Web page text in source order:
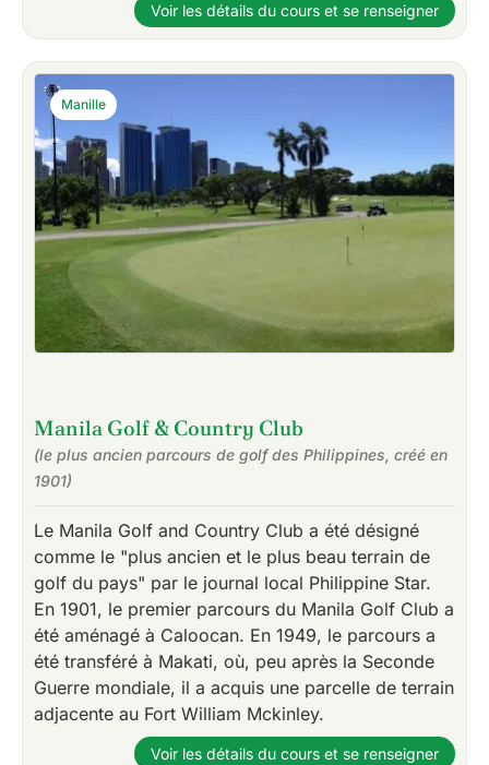
Voir les détails du cours et se renseigner
Manila Golf & Country Club
(le plus ancien parcours de golf des Philippines, créé en
1901)
Le Manila Golf and Country Club a été désigné
comme le "plus ancien et le plus beau terrain de
golf du pays" par le journal local Philippine Star.
En 1901, le premier parcours du Manila Golf Club a
été aménagé à Caloocan. En 1949, le parcours a
été transféré à Makati, où, peu après la Seconde
Guerre mondiale, il a acquis une parcelle de terrain
adjacente au Fort William Mckinley.
Manille
Voir les détails du cours et se renseigner